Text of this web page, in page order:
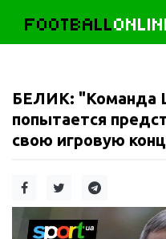
FOOTBALL
БЕЛИК: "Команда
попытается
свою игровую